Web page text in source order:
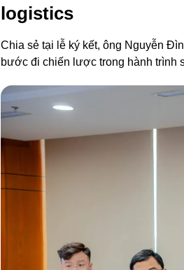
logistics
Chia sẻ tại lễ ký kết, ông Nguyễn
bước đi chiến lược trong hành trình